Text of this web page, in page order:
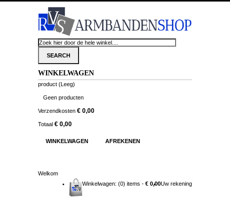
WINKELWAGEN
product (Leeg)
Geen producten
Verzendkosten € 0,00
Totaal € 0,00
WINKELWAGEN AFREKENEN
Winkelwagen: (0) items - € 0,00Uw rekening
Welkom